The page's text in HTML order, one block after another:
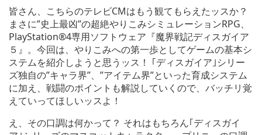
皆さん、こちらのテレビCMはもう観てもらえたッスか？
まさに”史上最凶”の超絶やりこみシミュレーションRPG、
PlayStation®4専用ソフトウェア『魔界戦記ディスガイア
５』。今回は、やりこみへの第一歩としてゲームの基本シ
ステムを紹介しようと思うッス！ ｢ディスガイア｣シリー
ズ独自の”キャラ界”、”アイテム界”といった育成システム
に加え、戦闘のポイントも解説していくので、バッチリ覚
えていってほしいッスよ！
え、その口調は何かって？ それはもちろん｢ディスガイ